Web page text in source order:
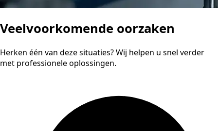
Veelvoorkomende oorzaken
Herken één van deze situaties? Wij helpen u snel verder
met professionele oplossingen.